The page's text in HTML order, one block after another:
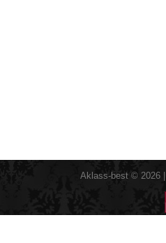
Aklass-best © 2026